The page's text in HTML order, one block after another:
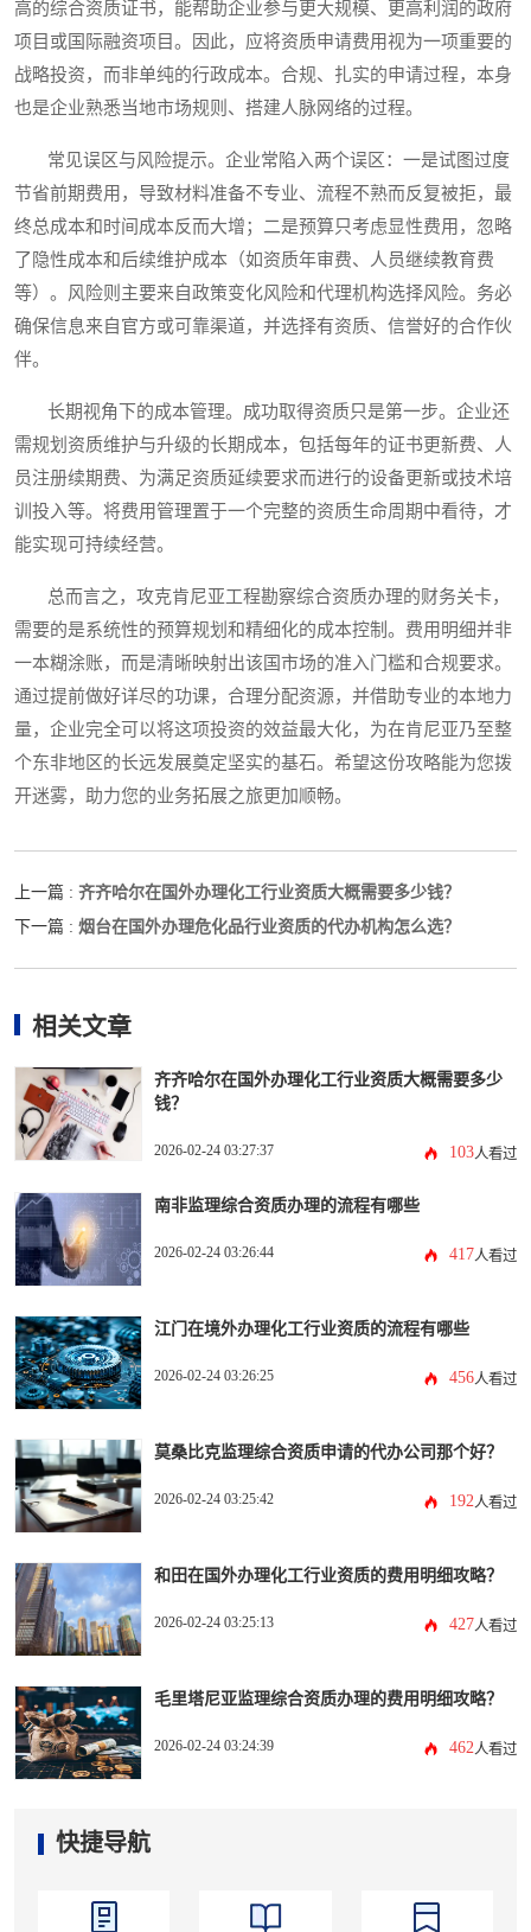
高的综合资质证书，能帮助企业参与更大规模、更高利润的政府
项目或国际融资项目。因此，应将资质申请费用视为一项重要的
战略投资，而非单纯的行政成本。合规、扎实的申请过程，本身
也是企业熟悉当地市场规则、搭建人脉网络的过程。
常见误区与风险提示。企业常陷入两个误区：一是试图过度
节省前期费用，导致材料准备不专业、流程不熟而反复被拒，最
终总成本和时间成本反而大增；二是预算只考虑显性费用，忽略
了隐性成本和后续维护成本（如资质年审费、人员继续教育费
等）。风险则主要来自政策变化风险和代理机构选择风险。务必
确保信息来自官方或可靠渠道，并选择有资质、信誉好的合作伙
伴。
长期视角下的成本管理。成功取得资质只是第一步。企业还
需规划资质维护与升级的长期成本，包括每年的证书更新费、人
员注册续期费、为满足资质延续要求而进行的设备更新或技术培
训投入等。将费用管理置于一个完整的资质生命周期中看待，才
能实现可持续经营。
总而言之，攻克肯尼亚工程勘察综合资质办理的财务关卡，
需要的是系统性的预算规划和精细化的成本控制。费用明细并非
一本糊涂账，而是清晰映射出该国市场的准入门槛和合规要求。
通过提前做好详尽的功课，合理分配资源，并借助专业的本地力
量，企业完全可以将这项投资的效益最大化，为在肯尼亚乃至整
个东非地区的长远发展奠定坚实的基石。希望这份攻略能为您拨
开迷雾，助力您的业务拓展之旅更加顺畅。
上一篇 : 齐齐哈尔在国外办理化工行业资质大概需要多少钱？
下一篇 : 烟台在国外办理危化品行业资质的代办机构怎么选？
相关文章
齐齐哈尔在国外办理化工行业资质大概需要多少
钱？
2026-02-24 03:27:37 103人看过
南非监理综合资质办理的流程有哪些
2026-02-24 03:26:44 417人看过
江门在境外办理化工行业资质的流程有哪些
2026-02-24 03:26:25 456人看过
莫桑比克监理综合资质申请的代办公司那个好？
2026-02-24 03:25:42 192人看过
和田在国外办理化工行业资质的费用明细攻略？
2026-02-24 03:25:13 427人看过
毛里塔尼亚监理综合资质办理的费用明细攻略？
2026-02-24 03:24:39 462人看过
快捷导航